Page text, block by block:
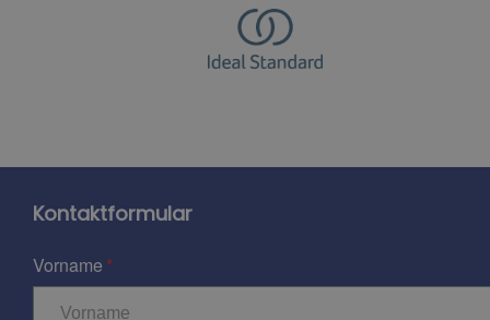
Kontaktformular
Vorname